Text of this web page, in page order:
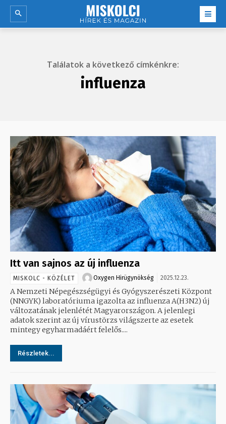
Találatok a következő címkénkre:
influenza
Itt van sajnos az új influenza
MISKOLC - KÖZÉLET Oxygen Hirügynökség 2025.12.23.
A Nemzeti Népegészségügyi és Gyógyszerészeti Központ
(NNGYK) laboratóriuma igazolta az influenza A(H3N2) új
változatának jelenlétét Magyarországon. A jelenlegi
adatok szerint az új vírustörzs világszerte az esetek
mintegy egyharmadáért felelős....
Részletek...